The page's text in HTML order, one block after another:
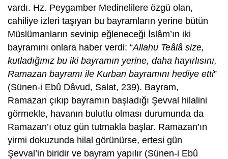
vardı. Hz. Peygamber Medinelilere özgü olan,
cahiliye izleri taşıyan bu bayramların yerine bütün
Müslümanların sevinip eğleneceği İslâm’ın iki
bayramını onlara haber verdi: “Allahu Teâlâ size,
kutladığınız bu iki bayramın yerine, daha hayırlısını,
Ramazan bayramı ile Kurban bayramını hediye etti”
(Sünen-i Ebû Dâvud, Salat, 239). Bayram,
Ramazan çıkıp bayramın başladığı Şevval hilalini
görmekle, havanın bulutlu olması durumunda da
Ramazan’ı otuz gün tutmakla başlar. Ramazan’ın
yirmi dokuzunda hilal görünürse, ertesi gün
Şevval’in biridir ve bayram yapılır (Sünen-i Ebû